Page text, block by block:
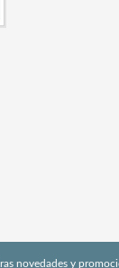
novedades y